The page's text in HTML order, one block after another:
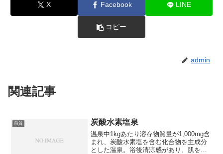
X Facebook LINE
コピー
admin
関連記事
泉質 炭酸水素塩泉
温泉中1kgあたり溶存物質量が1,000mg含
まれ、炭酸水素塩を含む化合物を主成分
とした温泉。浴後清涼感があり、肌を滑